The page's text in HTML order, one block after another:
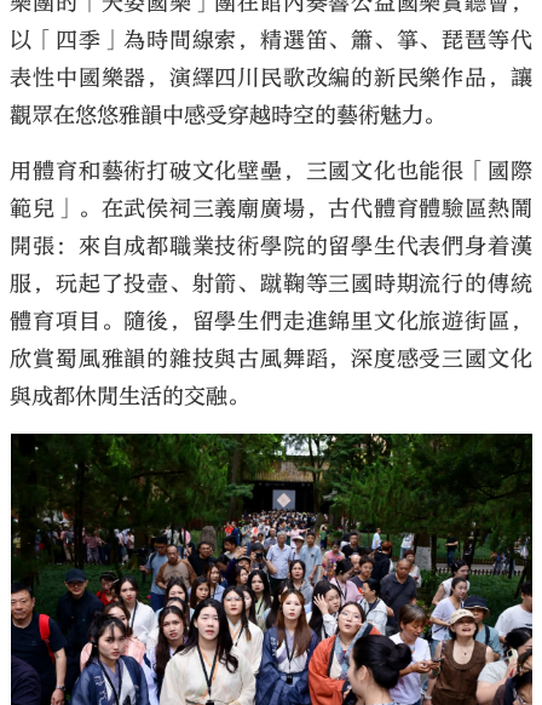
以「四季」為時間線索，精選笛、簫、箏、琵琶等代
表性中國樂器，演繹四川民歌改編的新民樂作品，讓
觀眾在悠悠雅韻中感受穿越時空的藝術魅力。
用體育和藝術打破文化壁壘，三國文化也能很「國際
範兒」。在武侯祠三義廟廣場，古代體育體驗區熱鬧
開張：來自成都職業技術學院的留學生代表們身着漢
服，玩起了投壺、射箭、蹴鞠等三國時期流行的傳統
體育項目。隨後，留學生們走進錦里文化旅遊街區，
欣賞蜀風雅韻的雜技與古風舞蹈，深度感受三國文化
與成都休閒生活的交融。